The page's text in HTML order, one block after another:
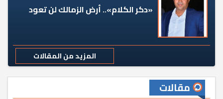
«دكر الكلام».. أرض الزمالك لن تعود
المزيد من المقالات
مقالات